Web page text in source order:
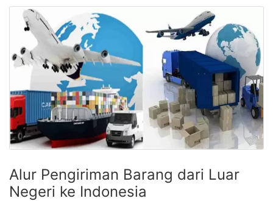
Alur Pengiriman Barang dari Luar
Negeri ke Indonesia